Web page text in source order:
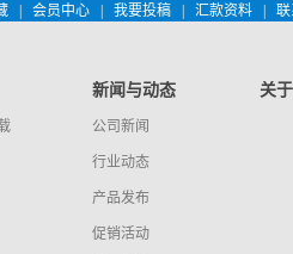
| 会员中心 | 我要投稿 | 汇款资料 |
新闻与动态
公司新闻
行业动态
产品发布
促销活动
关